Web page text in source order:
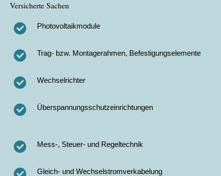
Versicherte Sachen
Photovoltaikmodule
Trag- bzw. Montagerahmen, Befestigungselemente
Wechselrichter
Überspannungsschutzeinrichtungen
Mess-, Steuer- und Regeltechnik
Gleich- und Wechselstromverkabelung